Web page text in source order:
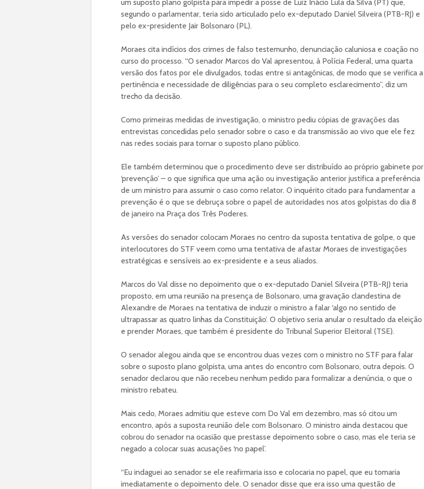
um suposto plano golpista para impedir a posse de Luiz Inácio Lula da Silva (PT) que,
segundo o parlamentar, teria sido articulado pelo ex-deputado Daniel Silveira (PTB-RJ) e
pelo ex-presidente Jair Bolsonaro (PL).
Moraes cita indícios dos crimes de falso testemunho, denunciação caluniosa e coação no
curso do processo. “O senador Marcos do Val apresentou, à Polícia Federal, uma quarta
versão dos fatos por ele divulgados, todas entre si antagônicas, de modo que se verifica a
pertinência e necessidade de diligências para o seu completo esclarecimento”, diz um
trecho da decisão.
Como primeiras medidas de investigação, o ministro pediu cópias de gravações das
entrevistas concedidas pelo senador sobre o caso e da transmissão ao vivo que ele fez
nas redes sociais para tornar o suposto plano público.
Ele também determinou que o procedimento deve ser distribuído ao próprio gabinete por
‘prevenção’ – o que significa que uma ação ou investigação anterior justifica a preferência
de um ministro para assumir o caso como relator. O inquérito citado para fundamentar a
prevenção é o que se debruça sobre o papel de autoridades nos atos golpistas do dia 8
de janeiro na Praça dos Três Poderes.
As versões do senador colocam Moraes no centro da suposta tentativa de golpe, o que
interlocutores do STF veem como uma tentativa de afastar Moraes de investigações
estratégicas e sensíveis ao ex-presidente e a seus aliados.
Marcos do Val disse no depoimento que o ex-deputado Daniel Silveira (PTB-RJ) teria
proposto, em uma reunião na presença de Bolsonaro, uma gravação clandestina de
Alexandre de Moraes na tentativa de induzir o ministro a falar ‘algo no sentido de
ultrapassar as quatro linhas da Constituição’. O objetivo seria anular o resultado da eleição
e prender Moraes, que também é presidente do Tribunal Superior Eleitoral (TSE).
O senador alegou ainda que se encontrou duas vezes com o ministro no STF para falar
sobre o suposto plano golpista, uma antes do encontro com Bolsonaro, outra depois. O
senador declarou que não recebeu nenhum pedido para formalizar a denúncia, o que o
ministro rebateu.
Mais cedo, Moraes admitiu que esteve com Do Val em dezembro, mas só citou um
encontro, após a suposta reunião dele com Bolsonaro. O ministro ainda destacou que
cobrou do senador na ocasião que prestasse depoimento sobre o caso, mas ele teria se
negado a colocar suas acusações ‘no papel’.
“Eu indaguei ao senador se ele reafirmaria isso e colocaria no papel, que eu tomaria
imediatamente o depoimento dele. O senador disse que era isso uma questão de